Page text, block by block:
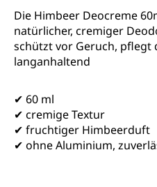
Die Himbeer Deocreme
natürlicher, cremiger
schützt vor Geruch,
langanhaltend
✔ 60 ml
✔ cremige Textur
✔ fruchtiger Himbeerduft
✔ ohne Aluminium,